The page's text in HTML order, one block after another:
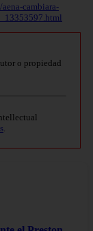
cambiara-
o propiedad
.